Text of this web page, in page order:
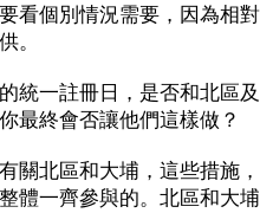
看個別情況需要，因為相
。
統一註冊日，是否和北區
最終會否讓他們這樣做？
關北區和大埔，這些措施
體一齊參與的。北區和大